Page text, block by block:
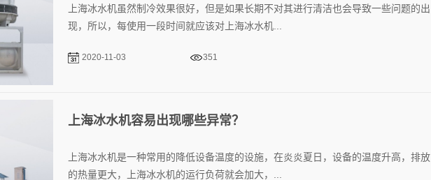
上海冰水机‍虽然制冷效果很好，但是如果长期不对其进行清洁也会导致一些问题的出
现，所以，每使用一段时间就应该对上海冰水机‍...
2020-11-03 351
上海冰水机‍容易出现哪些异常？
上海冰水机‍是一种常用的降低设备温度的设施，在炎炎夏日，设备的温度升高，排放
的热量更大，上海冰水机‍的运行负荷就会加大，...